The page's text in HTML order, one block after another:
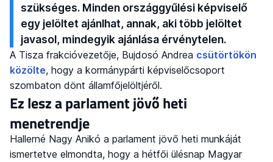
szükséges. Minden országgyűlési képviselő
egy jelöltet ajánlhat, annak, aki több jelöltet
javasol, mindegyik ajánlása érvénytelen.
A Tisza frakcióvezetője, Bujdosó Andrea csütörtökön
közölte, hogy a kormánypárti képviselőcsoport
szombaton dönt államfőjelöltjéről.
Ez lesz a parlament jövő heti
menetrendje
Hallerné Nagy Anikó a parlament jövő heti munkáját
ismertetve elmondta, hogy a hétfői ülésnap Magyar